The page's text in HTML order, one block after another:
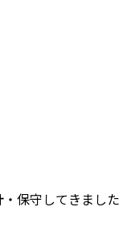
保守してきま